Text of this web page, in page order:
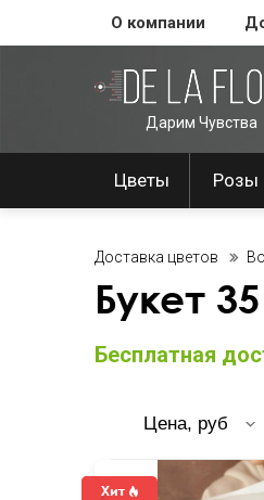
О компании
Дарим Чувства
Цветы Розы
Доставка цветов
Букет
Бесплатная
Цена, руб